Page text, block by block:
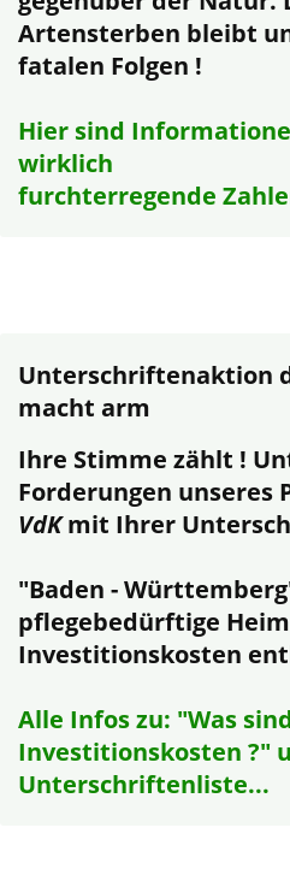
Artensterben bleibt
fatalen Folgen !
Hier sind
wirklich
furchterregende
Unterschriftenaktion
macht arm
Ihre Stimme zählt !
Forderungen unseres
VdKmit Ihrer
"Baden -
pflegebedürftige
Investitionskosten
Alle Infos zu: "Was
Investitionskosten ?"
Unterschriftenliste...